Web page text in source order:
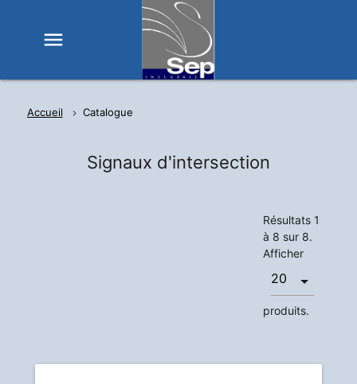
menu
Accueil Catalogue
Signaux d'intersection
Résultats 1
à 8 sur 8.
Afficher
produits.